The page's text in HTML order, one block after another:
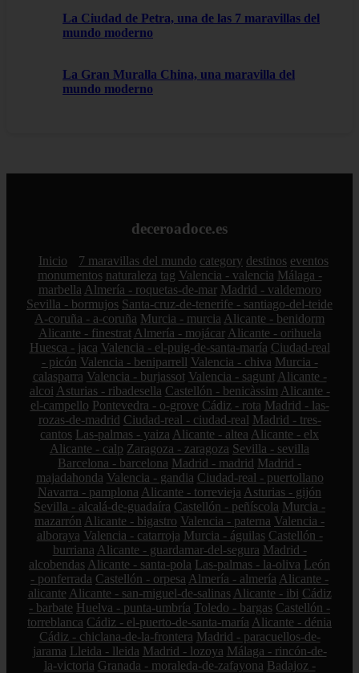
La Ciudad de Petra, una de las 7 maravillas del
mundo moderno
La Gran Muralla China, una maravilla del
mundo moderno
deceroadoce.es
Inicio 7 maravillas del mundo category destinos eventos
monumentos naturaleza tag Valencia - valencia Málaga -
marbella Almería - roquetas-de-mar Madrid - valdemoro
Sevilla - bormujos Santa-cruz-de-tenerife - santiago-del-teide
A-coruña - a-coruña Murcia - murcia Alicante - benidorm
Alicante - finestrat Almería - mojácar Alicante - orihuela
Huesca - jaca Valencia - el-puig-de-santa-maría Ciudad-real
- picón Valencia - beniparrell Valencia - chiva Murcia -
calasparra Valencia - burjassot Valencia - sagunt Alicante -
alcoi Asturias - ribadesella Castellón - benicàssim Alicante -
el-campello Pontevedra - o-grove Cádiz - rota Madrid - las-
rozas-de-madrid Ciudad-real - ciudad-real Madrid - tres-
cantos Las-palmas - yaiza Alicante - altea Alicante - elx
Alicante - calp Zaragoza - zaragoza Sevilla - sevilla
Barcelona - barcelona Madrid - madrid Madrid -
majadahonda Valencia - gandia Ciudad-real - puertollano
Navarra - pamplona Alicante - torrevieja Asturias - gijón
Sevilla - alcalá-de-guadaíra Castellón - peñíscola Murcia -
mazarrón Alicante - bigastro Valencia - paterna Valencia -
alboraya Valencia - catarroja Murcia - águilas Castellón -
burriana Alicante - guardamar-del-segura Madrid -
alcobendas Alicante - santa-pola Las-palmas - la-oliva León
- ponferrada Castellón - orpesa Almería - almería Alicante -
alicante Alicante - san-miguel-de-salinas Alicante - ibi Cádiz
- barbate Huelva - punta-umbría Toledo - bargas Castellón -
torreblanca Cádiz - el-puerto-de-santa-maría Alicante - dénia
Cádiz - chiclana-de-la-frontera Madrid - paracuellos-de-
jarama Lleida - lleida Madrid - lozoya Málaga - rincón-de-
la-victoria Granada - moraleda-de-zafayona Badajoz -